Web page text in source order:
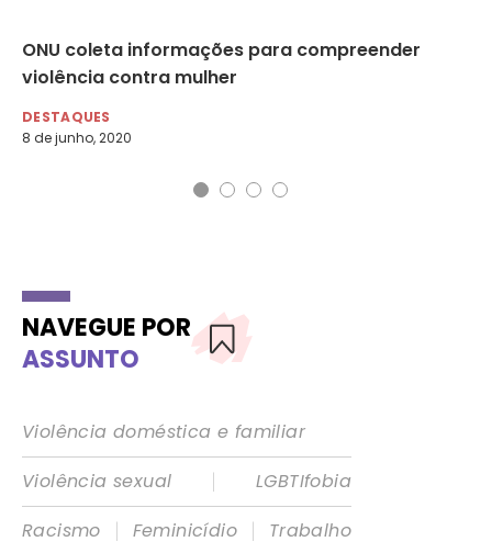
ONU coleta informações para compreender
violência contra mulher
DESTAQUES
8 de junho, 2020
NAVEGUE POR
ASSUNTO
Violência doméstica e familiar
Violência sexual
|
LGBTIfobia
Racismo
| Feminicídio |
Trabalho